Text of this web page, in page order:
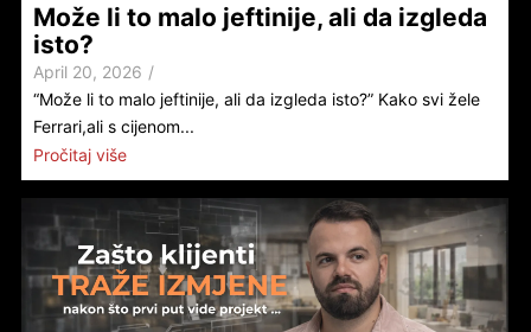
Može li to malo jeftinije, ali da izgleda
isto?
April 20, 2026 /
“Može li to malo jeftinije, ali da izgleda isto?” Kako svi žele
Ferrari,ali s cijenom...
Pročitaj više